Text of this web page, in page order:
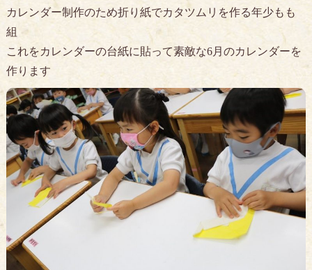
カレンダー制作のため折り紙でカタツムリを作る年少もも
組
これをカレンダーの台紙に貼って素敵な6月のカレンダーを
作ります